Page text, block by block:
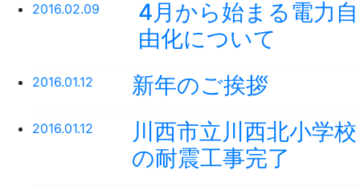
2016.02.09
4月から始まる電力自
由化について
2016.01.12 新年のご挨拶
2016.01.12
川西市立川西北小学校
の耐震工事完了